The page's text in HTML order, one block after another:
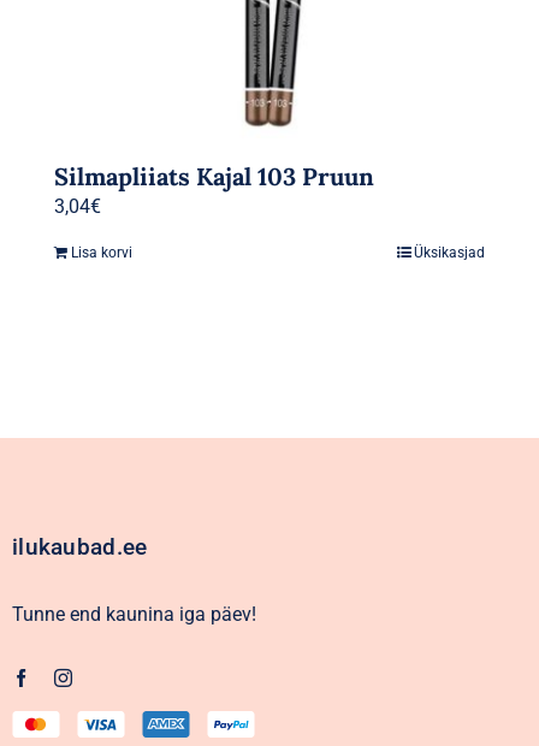
Silmapliiats Kajal 103 Pruun
3,04€
Lisa korvi Üksikasjad
ilukaubad.ee
Tunne end kaunina iga päev!